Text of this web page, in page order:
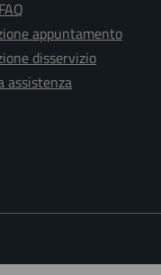
appuntamento
disservizio
assistenza